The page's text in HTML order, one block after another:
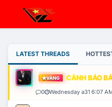
LATEST THREADS
VÀNG CẢNH BÁO
0 Wednesday a31 6:07